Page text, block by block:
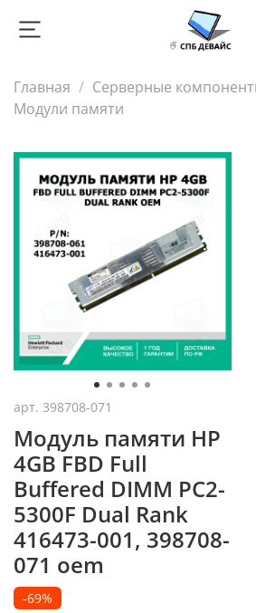
Главная
Серверные
Модули памяти
арт. 398708-071
Модуль памяти НР
4GB FBD Full
Buffered DIMM PC2-
5300F Dual Rank
416473-001, 398708-
071 oem
-69%